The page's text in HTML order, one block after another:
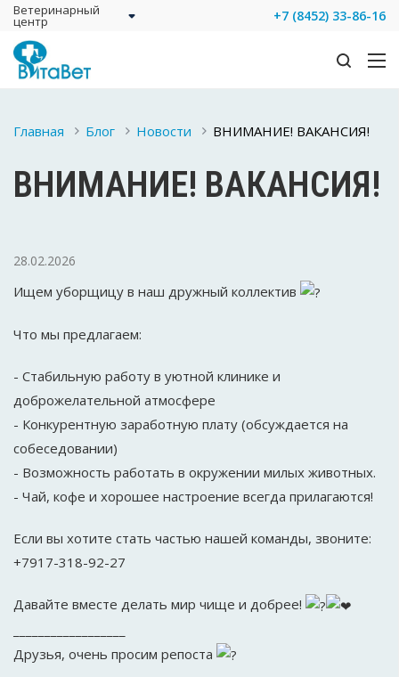
Ветеринарный
центр +7 (8452) 33-86-16
Главная Блог Новости ВНИМАНИЕ! ВАКАНСИЯ!
ВНИМАНИЕ! ВАКАНСИЯ!
28.02.2026
Ищем уборщицу в наш дружный коллектив
Что мы предлагаем:
- Стабильную работу в уютной клинике и
доброжелательной атмосфере
- Конкурентную заработную плату (обсуждается на
собеседовании)
- Возможность работать в окружении милых животных.
- Чай, кофе и хорошее настроение всегда прилагаются!
Если вы хотите стать частью нашей команды, звоните:
+7917-318-92-27
Давайте вместе делать мир чище и добрее!
Друзья, очень просим репоста